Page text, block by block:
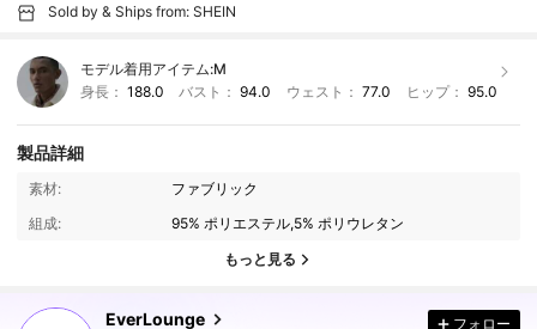
Sold by & Ships from: SHEIN
モデル着用アイテム:M
身長： 188.0 バスト：94.0 ウェスト： 77.0 ヒップ： 95.0
製品詳細
素材:
ファブリック
組成:
95% ポリエステル,5% ポリウレタン
もっと見る
EverLounge
21K フォロワー
21K フォロワー
フォロー